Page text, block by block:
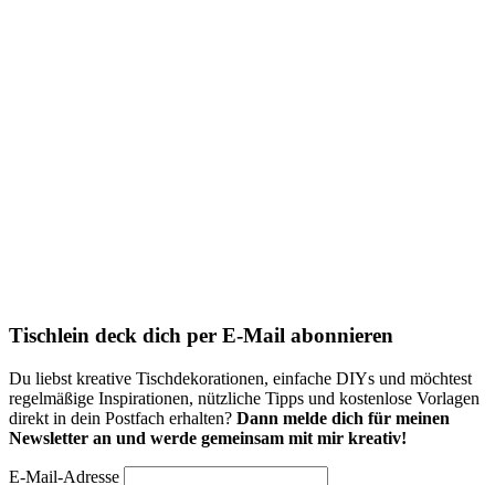
Tischlein deck dich per E-Mail abonnieren
Du liebst kreative Tischdekorationen, einfache DIYs und möchtest
regelmäßige Inspirationen, nützliche Tipps und kostenlose Vorlagen
direkt in dein Postfach erhalten? Dann melde dich für meinen
Newsletter an und werde gemeinsam mit mir kreativ!
E-Mail-Adresse